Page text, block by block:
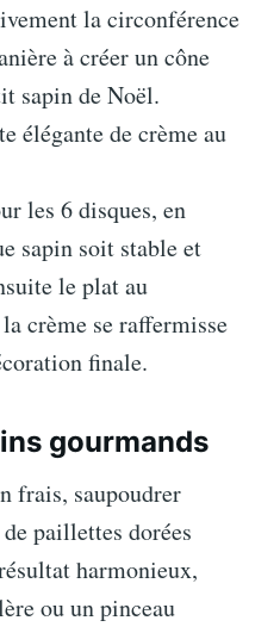
la circonférence
à créer un cône
sapin de Noël.
élégante de crème au
les 6 disques, en
sapin soit stable et
le plat au
crème se raffermisse
finale.
gourmands
frais, saupoudrer
paillettes dorées
harmonieux,
ou un pinceau